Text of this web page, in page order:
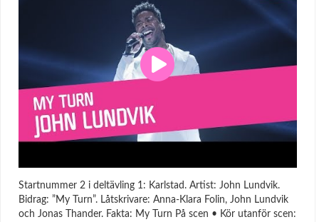
Startnummer 2 i deltävling 1: Karlstad. Artist: John Lundvik.
Bidrag: ”My Turn”. Låtskrivare: Anna-Klara Folin, John Lundvik
och Jonas Thander. Fakta: My Turn På scen • Kör utanför scen: